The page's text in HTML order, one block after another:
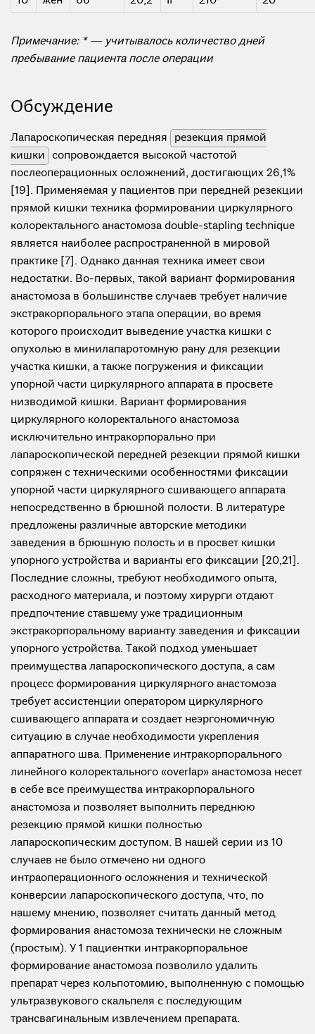
Примечание: * — учитывалось количество дней
пребывание пациента после операции
Обсуждение
Лапароскопическая передняя резекция прямой
кишки сопровождается высокой частотой
послеоперационных осложнений, достигающих 26,1%
[19]. Применяемая у пациентов при передней резекции
прямой кишки техника формировании циркулярного
колоректального анастомоза double-stapling technique
является наиболее распространенной в мировой
практике [7]. Однако данная техника имеет свои
недостатки. Во-первых, такой вариант формирования
анастомоза в большинстве случаев требует наличие
экстракорпорального этапа операции, во время
которого происходит выведение участка кишки с
опухолью в минилапаротомную рану для резекции
участка кишки, а также погружения и фиксации
упорной части циркулярного аппарата в просвете
низводимой кишки. Вариант формирования
циркулярного колоректального анастомоза
исключительно интракорпорально при
лапароскопической передней резекции прямой кишки
сопряжен с техническими особенностями фиксации
упорной части циркулярного сшивающего аппарата
непосредственно в брюшной полости. В литературе
предложены различные авторские методики
заведения в брюшную полость и в просвет кишки
упорного устройства и варианты его фиксации [20,21].
Последние сложны, требуют необходимого опыта,
расходного материала, и поэтому хирурги отдают
предпочтение ставшему уже традиционным
экстракорпоральному варианту заведения и фиксации
упорного устройства. Такой подход уменьшает
преимущества лапароскопического доступа, а сам
процесс формирования циркулярного анастомоза
требует ассистенции оператором циркулярного
сшивающего аппарата и создает неэргономичную
ситуацию в случае необходимости укрепления
аппаратного шва. Применение интракорпорального
линейного колоректального «overlap» анастомоза несет
в себе все преимущества интракорпорального
анастомоза и позволяет выполнить переднюю
резекцию прямой кишки полностью
лапароскопическим доступом. В нашей серии из 10
случаев не было отмечено ни одного
интраоперационного осложнения и технической
конверсии лапароскопического доступа, что, по
нашему мнению, позволяет считать данный метод
формирования анастомоза технически не сложным
(простым). У 1 пациентки интракорпоральное
формирование анастомоза позволило удалить
препарат через кольпотомию, выполненную с помощью
ультразвукового скальпеля с последующим
трансвагинальным извлечением препарата.